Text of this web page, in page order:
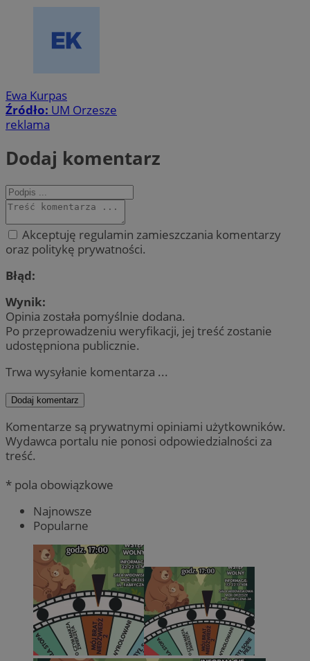
Ewa Kurpas
Źródło: UM Orzesze
reklama
Dodaj komentarz
Akceptuję regulamin zamieszczania komentarzy
oraz politykę prywatności.
Błąd:
Wynik:
Opinia została pomyślnie dodana.
Po przeprowadzeniu weryfikacji, jej treść zostanie
udostępniona publicznie.
Trwa wysyłanie komentarza ...
Dodaj komentarz
Komentarze są prywatnymi opiniami użytkowników.
Wydawca portalu nie ponosi odpowiedzialności za
treść.
* pola obowiązkowe
Najnowsze
Popularne